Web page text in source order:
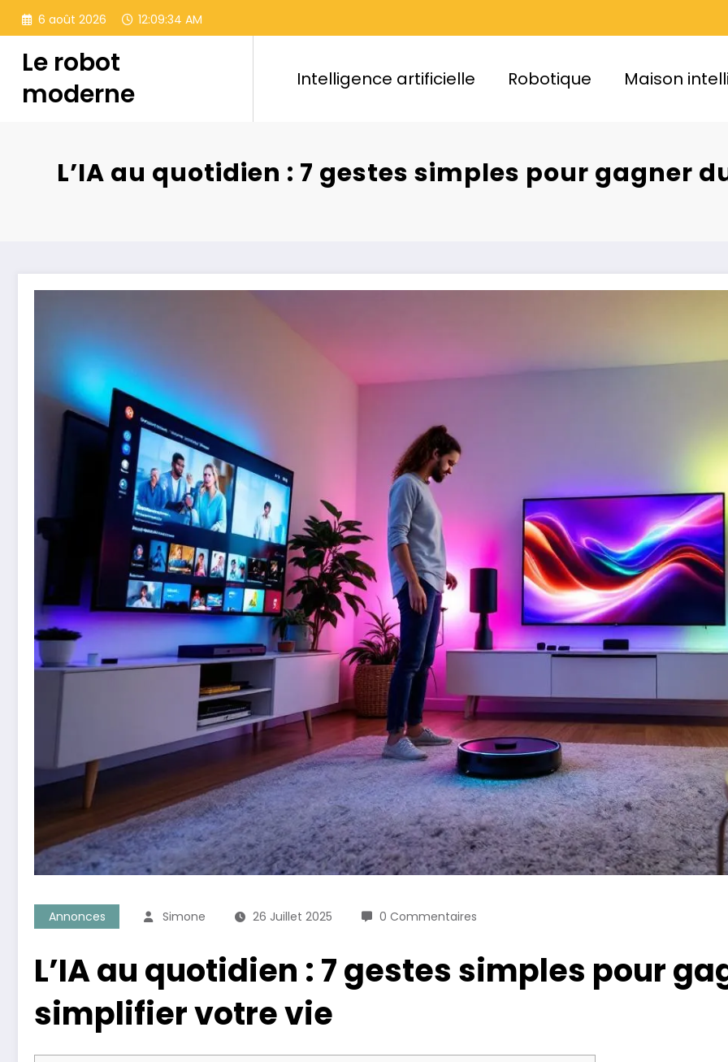
Aller
contenu
6 août 2026 12:09:36 AM
Le robot
moderne
Intelligence artificielle Robotique Maison
L’IA au quotidien : 7 gestes simples pour gagner
Annonces Simone 26 Juillet 2025 0 Commentaires
L’IA au quotidien : 7 gestes simples pour
simplifier votre vie